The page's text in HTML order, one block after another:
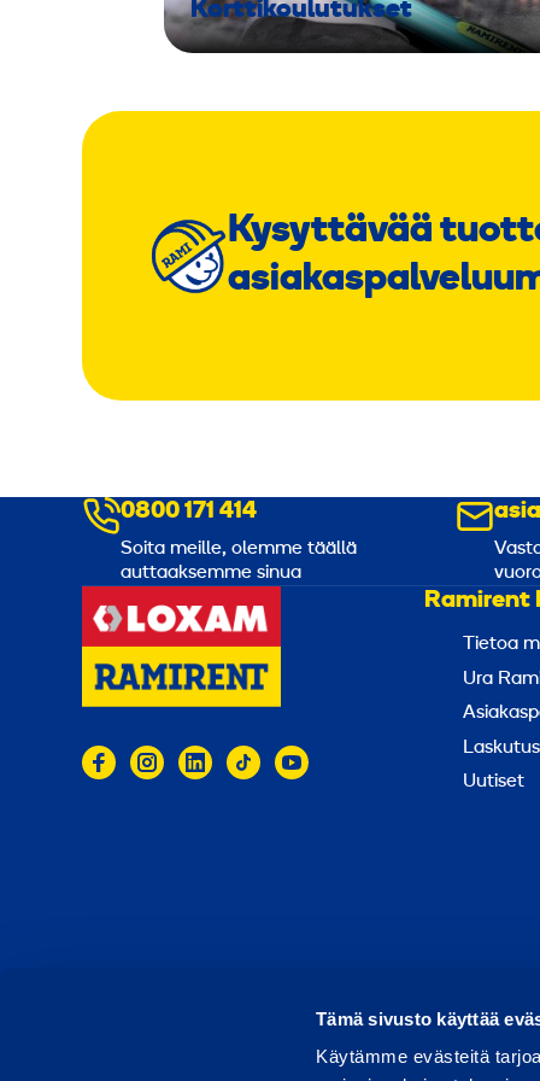
Tämä sivusto käyttää
Käytämme evästeitä
Korttikoulutukset
Kysyttävää
0800 171 414
Soita meille, olemme täällä
auttaaksemme sinua
Ramirent
Tietoa
Ura
Uutiset
Käyttöehdot Tietosuoja